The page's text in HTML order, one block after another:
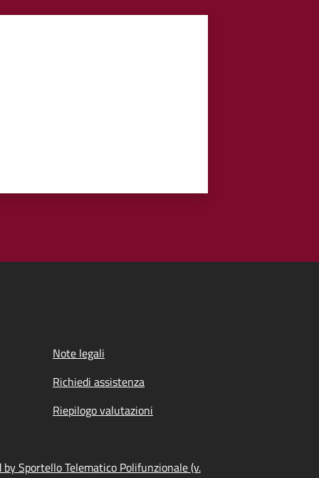
Note legali
Richiedi assistenza
Riepilogo valutazioni
by Sportello Telematico Polifunzionale (v.